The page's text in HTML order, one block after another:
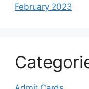
February 2023